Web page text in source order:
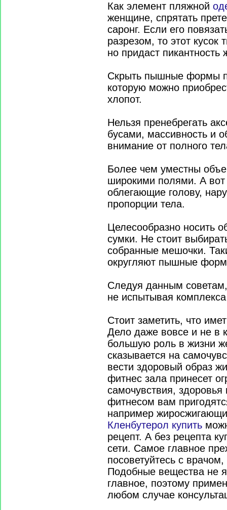
Как элемент пляжной
женщине, спрятать
саронг. Если его
разрезом, то этот кусок
но придаст
Скрыть пышные формы
которую можно
хлопот.
Нельзя пренебрегать
бусами, массивность и
внимание от полного
Более чем уместны
широкими полями. А вот
облегающие голову,
пропорции тела.
Целесообразно носить
сумки. Не стоит
собранные мешочки.
округляют пышные
Следуя данным
не испытывая
Стоит заметить, что
Дело даже вовсе и не в
большую роль в жизни
сказывается на
вести здоровый образ
фитнес зала принесет
самочувствия,
фитнесом вам
например
Кленбутерол купить
рецепт. А без рецепта
сети. Самое главное
посоветуйтесь с
Подобные вещества не
главное, поэтому
любом случае